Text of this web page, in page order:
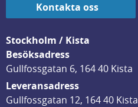
Kontakta oss
Stockholm / Kista
Besöksadress
Gullfossgatan 6, 164 40 Kista
Leveransadress
Gullfossgatan 12, 164 40 Kista